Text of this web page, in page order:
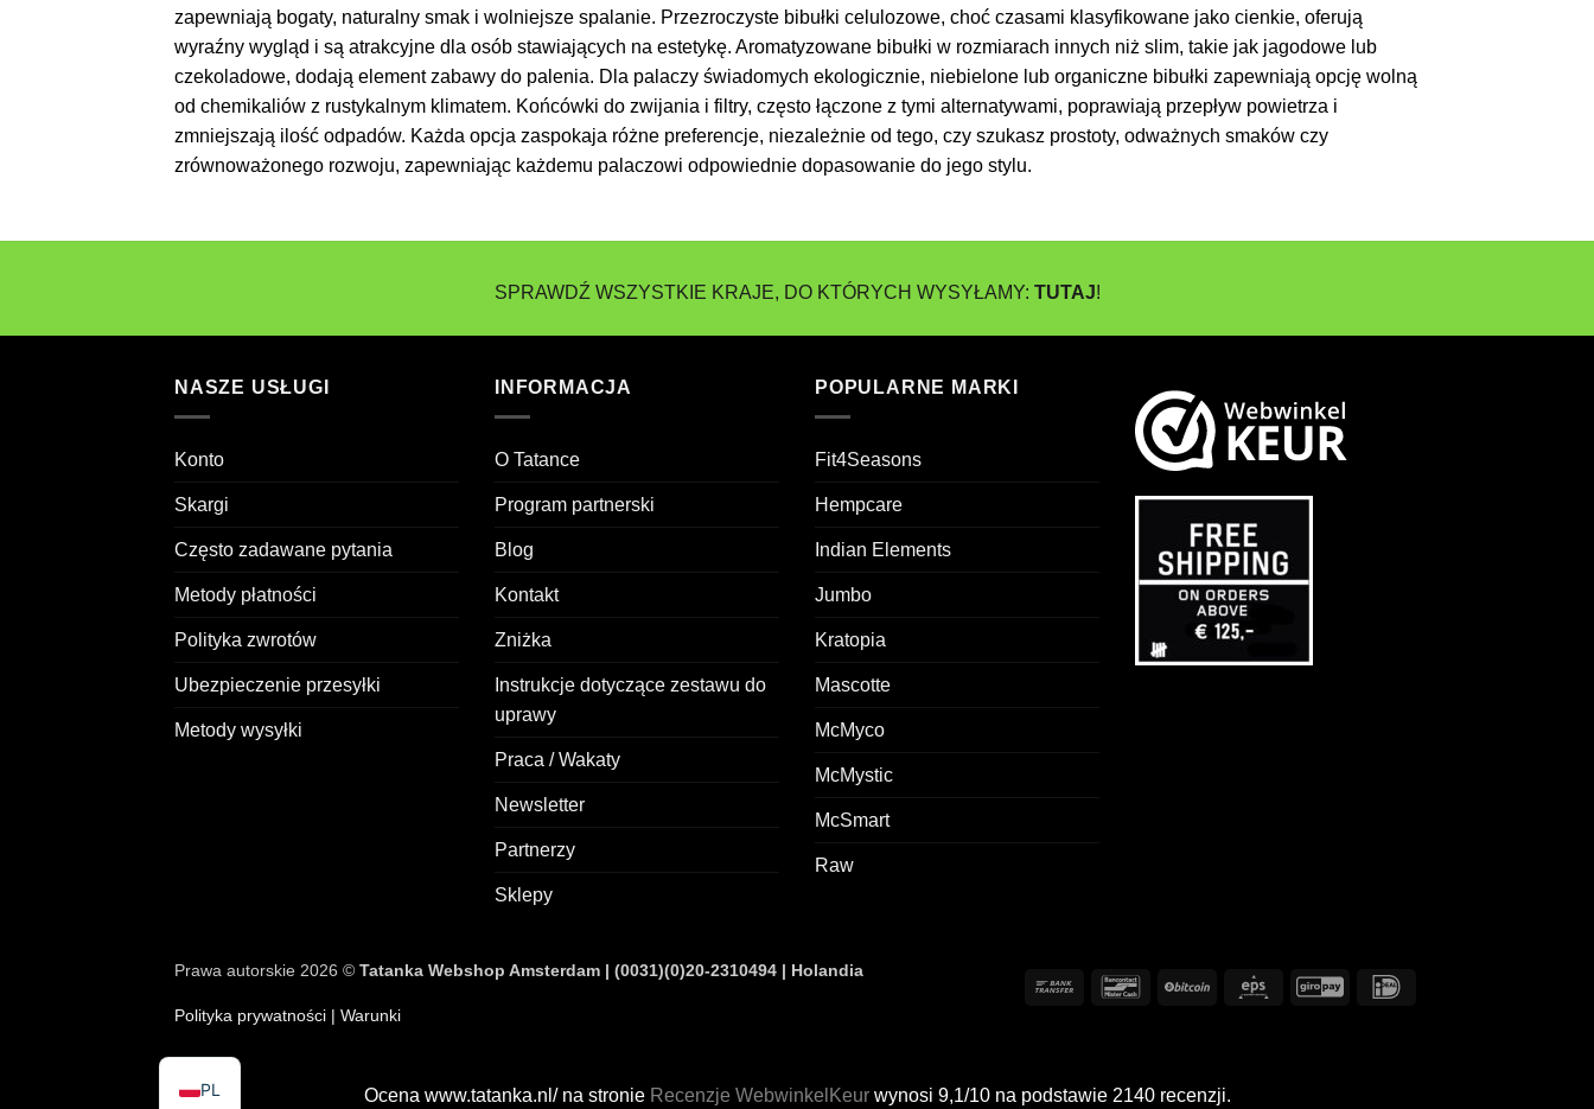
zapewniają bogaty, naturalny smak i wolniejsze spalanie. Przezroczyste bibułki celulozowe, choć czasami klasyfikowane jako cienkie, oferują
wyraźny wygląd i są atrakcyjne dla osób stawiających na estetykę. Aromatyzowane bibułki w rozmiarach innych niż slim, takie jak jagodowe lub
czekoladowe, dodają element zabawy do palenia. Dla palaczy świadomych ekologicznie, niebielone lub organiczne bibułki zapewniają opcję wolną
od chemikaliów z rustykalnym klimatem. Końcówki do zwijania i filtry, często łączone z tymi alternatywami, poprawiają przepływ powietrza i
zmniejszają ilość odpadów. Każda opcja zaspokaja różne preferencje, niezależnie od tego, czy szukasz prostoty, odważnych smaków czy
zrównoważonego rozwoju, zapewniając każdemu palaczowi odpowiednie dopasowanie do jego stylu.
SPRAWDŹ WSZYSTKIE KRAJE, DO KTÓRYCH WYSYŁAMY: TUTAJ!
NASZE USŁUGI
Konto
Skargi
Często zadawane pytania
Metody płatności
Polityka zwrotów
Ubezpieczenie przesyłki
Metody wysyłki
INFORMACJA
O Tatance
Program partnerski
Blog
Kontakt
Zniżka
Instrukcje dotyczące zestawu do
uprawy
Praca / Wakaty
Newsletter
Partnerzy
Sklepy
POPULARNE MARKI
Fit4Seasons
Hempcare
Indian Elements
Jumbo
Kratopia
Mascotte
McMyco
McMystic
McSmart
Raw
Przelew
BancontactBitCoin Eps GiroPay
Prawa autorskie 2026 © Tatanka Webshop Amsterdam | (0031)(0)20-2310494 | Holandia
Polityka prywatności | Warunki
Ocena www.tatanka.nl/ na stronie Recenzje WebwinkelKeurwynosi 9,1/10 na podstawie 2140 recenzji.
PL